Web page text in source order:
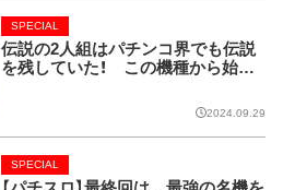
伝説の2人組はパチンコ界でも伝説
を残していた！ この機種から始ま
SPECIAL
2024.09.29
SPECIAL